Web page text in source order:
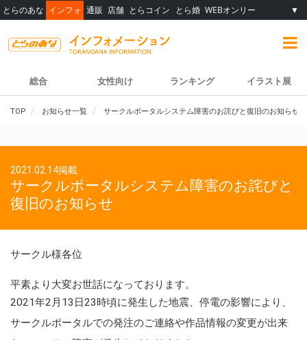
とらのあな インフォ 通販 店舗 とらコイン とら婚 WEBオンリー ▼
総合 女性向け ランキング イラスト展
TOP お知らせ一覧 サークルポータルシステム障害のお詫びと復旧のお知らせ
2021.02.14掲載
サークルポータルシステム障害のお詫びと
復旧のお知らせ
サークル様各位
平素より大変お世話になっております。
2021年2月13日23時頃に発生した地震、停電の影響により、
サークルポータルでの発注のご連絡や作品情報の変更が出来